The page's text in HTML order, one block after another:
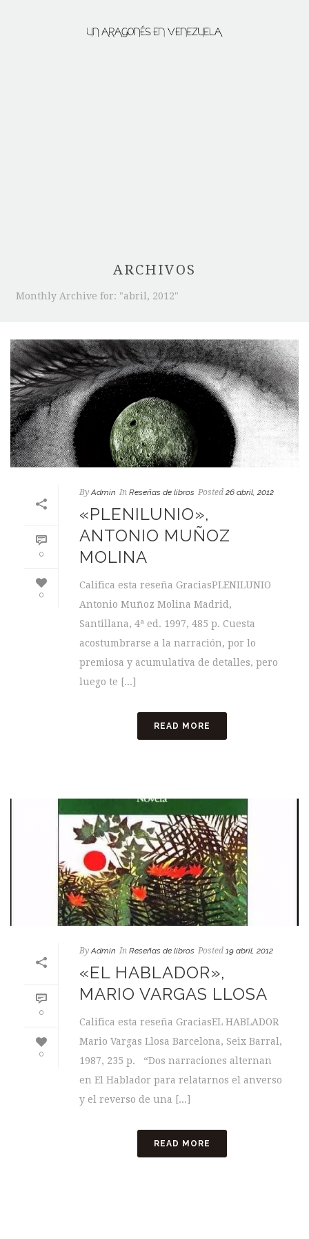
ARCHIVOS
Monthly Archive for: "abril, 2012"
0
0
By Admin In Reseñas de libros Posted 26 abril, 2012
«PLENILUNIO»,
ANTONIO MUÑOZ
MOLINA
Califica esta reseña GraciasPLENILUNIO
Antonio Muñoz Molina Madrid,
Santillana, 4ª ed. 1997, 485 p. Cuesta
acostumbrarse a la narración, por lo
premiosa y acumulativa de detalles, pero
luego te [...]
READ MORE
0
0
By Admin In Reseñas de libros Posted 19 abril, 2012
«EL HABLADOR»,
MARIO VARGAS LLOSA
Califica esta reseña GraciasEL HABLADOR
Mario Vargas Llosa Barcelona, Seix Barral,
1987, 235 p. “Dos narraciones alternan
en El Hablador para relatarnos el anverso
y el reverso de una [...]
READ MORE